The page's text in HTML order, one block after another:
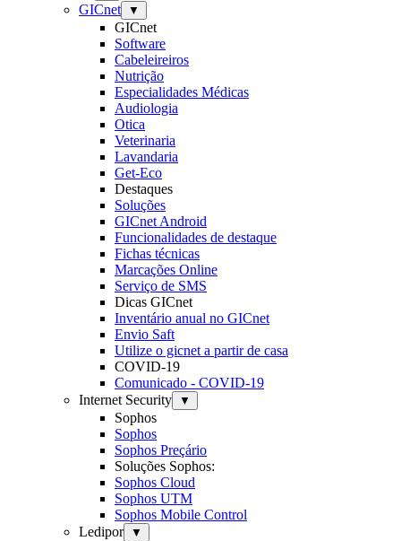
GICnet ▼
GICnet
Software
Cabeleireiros
Nutrição
Especialidades Médicas
Audiologia
Otica
Veterinaria
Lavandaria
Get-Eco
Destaques
Soluções
GICnet Android
Funcionalidades de destaque
Fichas técnicas
Marcações Online
Serviço de SMS
Dicas GICnet
Inventário anual no GICnet
Envio Saft
Utilize o gicnet a partir de casa
COVID-19
Comunicado - COVID-19
Internet Security
▼
Sophos
Sophos
Sophos Preçário
Soluções Sophos:
Sophos Cloud
Sophos UTM
Sophos Mobile Control
Ledipor
▼